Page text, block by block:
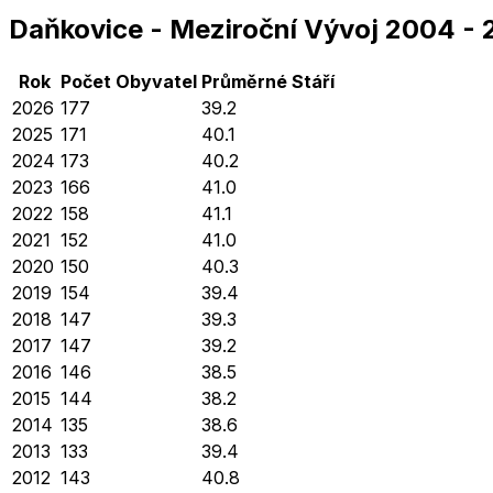
Daňkovice - Meziroční Vývoj 2004 -
Rok Počet Obyvatel Průměrné Stáří
2026 177
39.2
2025 171
40.1
2024 173
40.2
2023 166
41.0
2022 158
41.1
2021 152
41.0
2020 150
40.3
2019 154
39.4
2018 147
39.3
2017 147
39.2
2016 146
38.5
2015 144
38.2
2014 135
38.6
2013 133
39.4
2012 143
40.8